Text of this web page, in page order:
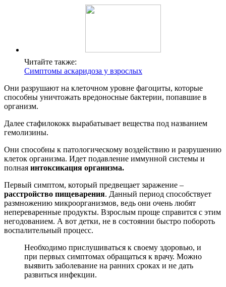
Читайте также:
Симптомы аскаридоза у взрослых
Они разрушают на клеточном уровне фагоциты, которые
способны уничтожать вредоносные бактерии, попавшие в
организм.
Далее стафилококк вырабатывает вещества под названием
гемолизины.
Они способны к патологическому воздействию и разрушению
клеток организма. Идет подавление иммунной системы и
полная интоксикация организма.
Первый симптом, который предвещает заражение –
расстройство пищеварения. Данный период способствует
размножению микроорганизмов, ведь они очень любят
непереваренные продукты. Взрослым проще справится с этим
негодованием. А вот детки, не в состоянии быстро побороть
воспалительный процесс.
Необходимо прислушиваться к своему здоровью, и
при первых симптомах обращаться к врачу. Можно
выявить заболевание на ранних сроках и не дать
развиться инфекции.